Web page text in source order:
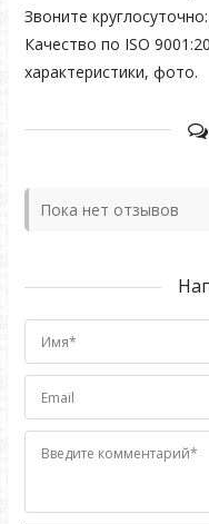
Звоните
Качество по ISO
характеристики, фото.
Пока нет отзывов
Имя*
Email
Введите комментарий*